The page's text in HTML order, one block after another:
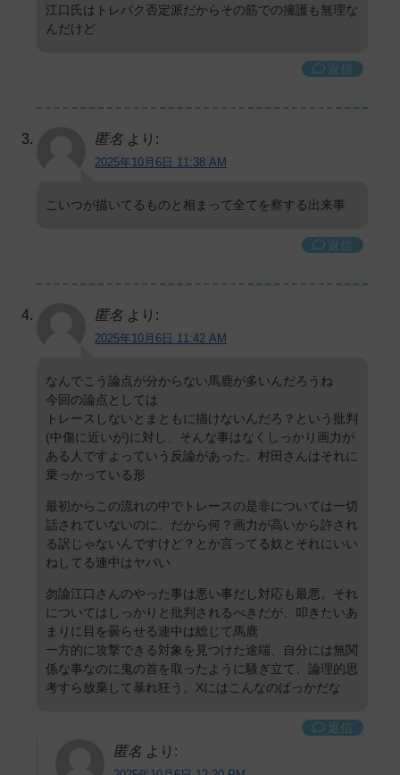
江口氏はトレパク否定派だからその筋での擁護も無理な
んだけど
返信
匿名 より:
2025年10月6日 11:38 AM
こいつが描いてるものと相まって全てを察する出来事
返信
匿名 より:
2025年10月6日 11:42 AM
なんでこう論点が分からない馬鹿が多いんだろうね
今回の論点としては
トレースしないとまともに描けないんだろ？という批判
(中傷に近いが)に対し、そんな事はなくしっかり画力が
ある人ですよっていう反論があった。村田さんはそれに
乗っかっている形
最初からこの流れの中でトレースの是非については一切
話されていないのに、だから何？画力が高いから許され
る訳じゃないんですけど？とか言ってる奴とそれにいい
ねしてる連中はヤバい
勿論江口さんのやった事は悪い事だし対応も最悪。それ
についてはしっかりと批判されるべきだが、叩きたいあ
まりに目を曇らせる連中は総じて馬鹿
一方的に攻撃できる対象を見つけた途端、自分には無関
係な事なのに鬼の首を取ったように騒ぎ立て、論理的思
考すら放棄して暴れ狂う。Xにはこんなのばっかだな
返信
匿名 より: